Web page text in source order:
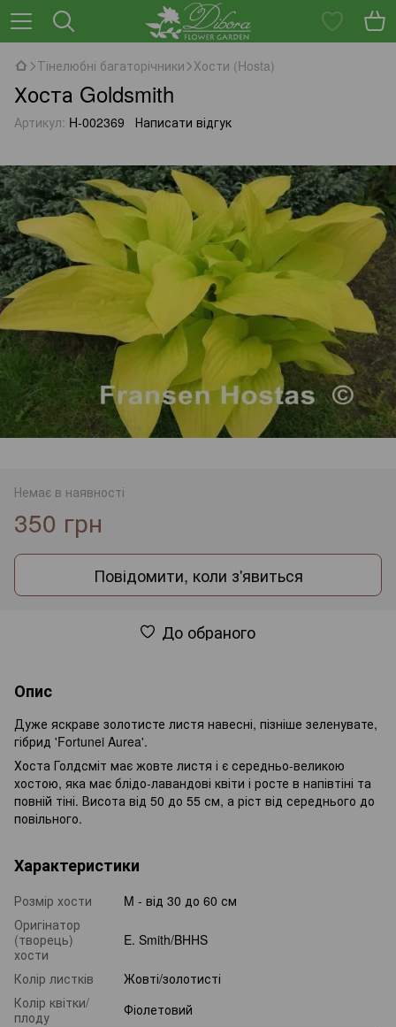
Тінелюбні багаторічники Хости (Hosta)
Хоста Goldsmith
Артикул: H-002369 Написати відгук
Немає в наявності
350 грн
Повідомити, коли з'явиться
До обраного
Опис
Дуже яскраве золотисте листя навесні, пізніше зеленувате,
гібрид 'Fortunei Aurea'.
Хоста Голдсміт має жовте листя і є середньо-великою
хостою, яка має блідо-лавандові квіти і росте в напівтіні та
повній тіні. Висота від 50 до 55 см, а ріст від середнього до
повільного.
Характеристики
Розмір хости
M - від 30 до 60 см
Оригінатор
(творець)
хости
E. Smith/BHHS
Колір листків
Жовті/золотисті
Колір квітки/
плоду
Фіолетовий